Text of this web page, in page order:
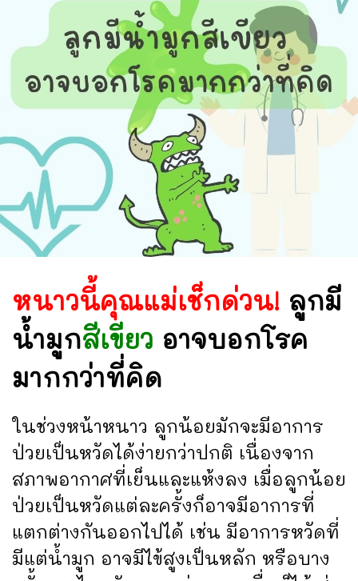
หนาวนี้คุณแม่เช็กด่วน! ลูกมี
น้ำมูกสีเขียว อาจบอกโรค
มากกว่าที่คิด
ในช่วงหน้าหนาว ลูกน้อยมักจะมีอาการ
ป่วยเป็นหวัดได้ง่ายกว่าปกติ เนื่องจาก
สภาพอากาศที่เย็นและแห้งลง เมื่อลูกน้อย
ป่วยเป็นหวัดแต่ละครั้งก็อาจมีอาการที่
แตกต่างกันออกไปได้ เช่น มีอาการหวัดที่
มีแต่น้ำมูก อาจมีไข้สูงเป็นหลัก หรือบาง